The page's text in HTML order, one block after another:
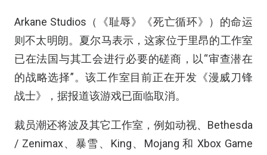
Arkane Studios（《耻辱》《死亡循环》）的命运
则不太明朗。夏尔马表示，这家位于里昂的工作室
已在法国与其工会进行必要的磋商，以“审查潜在
的战略选择”。该工作室目前正在开发《漫威刀锋
战士》，据报道该游戏已面临取消。
裁员潮还将波及其它工作室，例如动视、Bethesda
/ Zenimax、暴雪、King、Mojang 和 Xbox Game